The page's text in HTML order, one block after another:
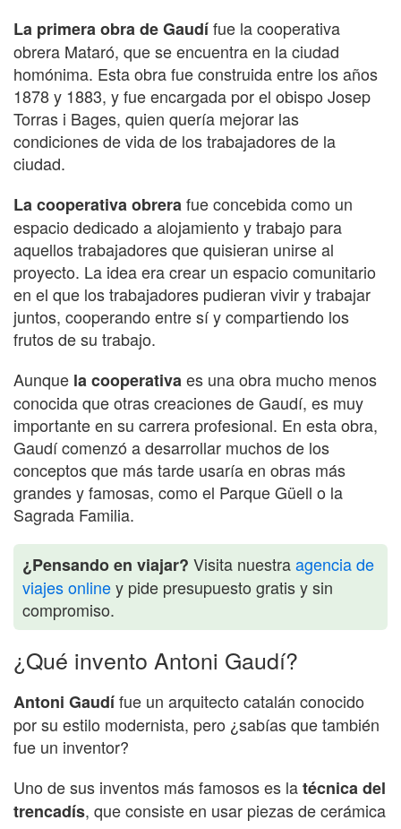
La primera obra de Gaudífue la cooperativa
obrera Mataró, que se encuentra en la ciudad
homónima. Esta obra fue construida entre los años
1878 y 1883, y fue encargada por el obispo Josep
Torras i Bages, quien quería mejorar las
condiciones de vida de los trabajadores de la
ciudad.
La cooperativa obrerafue concebida como un
espacio dedicado a alojamiento y trabajo para
aquellos trabajadores que quisieran unirse al
proyecto. La idea era crear un espacio comunitario
en el que los trabajadores pudieran vivir y trabajar
juntos, cooperando entre sí y compartiendo los
frutos de su trabajo.
Aunque la cooperativaes una obra mucho menos
conocida que otras creaciones de Gaudí, es muy
importante en su carrera profesional. En esta obra,
Gaudí comenzó a desarrollar muchos de los
conceptos que más tarde usaría en obras más
grandes y famosas, como el Parque Güell o la
Sagrada Familia.
¿Pensando en viajar? Visita nuestraagencia de
viajes onliney pide presupuesto gratis y sin
compromiso.
¿Qué invento Antoni Gaudí?
Antoni Gaudífue un arquitecto catalán conocido
por su estilo modernista, pero ¿sabías que también
fue un inventor?
Uno de sus inventos más famosos es latécnica del
trencadís, que consiste en usar piezas de cerámica